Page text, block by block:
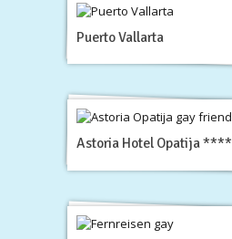
Puerto Vallarta
Astoria Hotel Opatija ****